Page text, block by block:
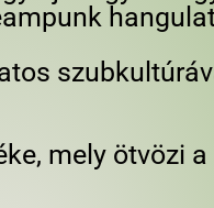
mely ötvözi